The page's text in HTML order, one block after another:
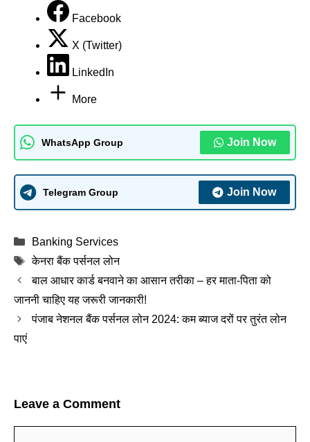
Facebook
X (Twitter)
LinkedIn
More
WhatsApp Group Join Now
Telegram Group Join Now
Categories
Banking Services
Tags
केनरा बैंक पर्सनल लोन
बाल आधार कार्ड बनवाने का आसान तरीका – हर माता-पिता को
जाननी चाहिए यह जरूरी जानकारी!
पंजाब नेशनल बैंक पर्सनल लोन 2024: कम ब्याज दरों पर तुरंत लोन
पाएं
Leave a Comment